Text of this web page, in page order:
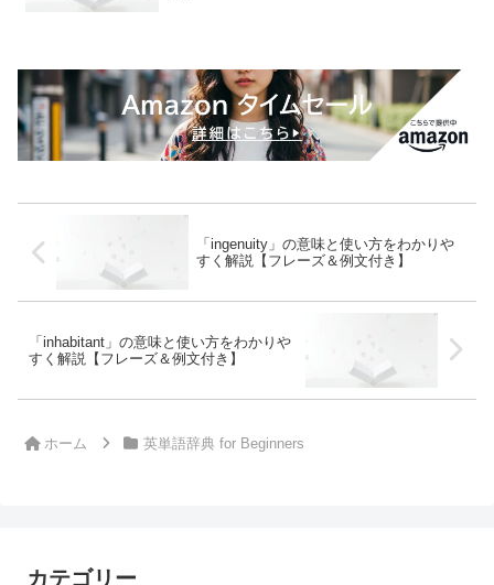
「ingenuity」の意味と使い方をわかりや
すく解説【フレーズ＆例文付き】
「inhabitant」の意味と使い方をわかりや
すく解説【フレーズ＆例文付き】
ホーム 英単語辞典 for Beginners
カテゴリー